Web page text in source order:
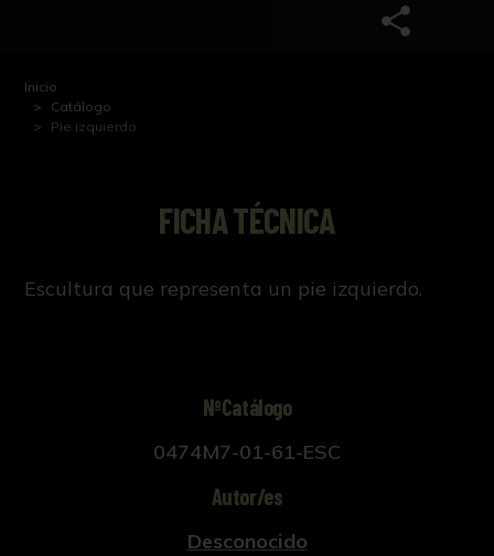
Inicio
Catálogo
Pie izquierdo
FICHA TÉCNICA
Escultura que representa un pie izquierdo.
NºCatálogo
0474M7-01-61-ESC
Autor/es
Desconocido